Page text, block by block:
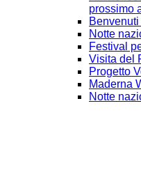
prossimo
Notte
Festival
Visita del
Progetto
Maderna
Notte